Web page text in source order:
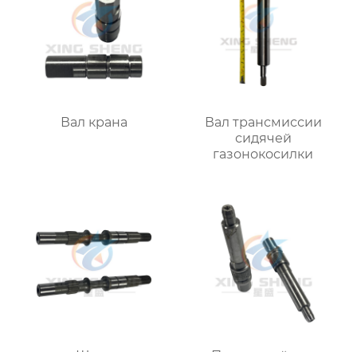
Вал крана
Вал трансмиссии
сидячей
газонокосилки